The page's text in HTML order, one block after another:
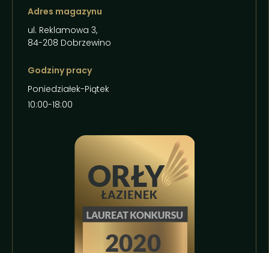
Adres magazynu
ul. Reklamowa 3,
84-208 Dobrzewino
Godziny pracy
Poniedziałek-Piątek
10:00-18:00